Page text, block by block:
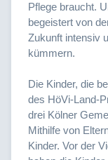
Pflege braucht.
begeistert von
Zukunft intensiv
kümmern.
Die Kinder, die
des HöVi-Land-
drei Kölner
Mithilfe von
Kinder. Vor der